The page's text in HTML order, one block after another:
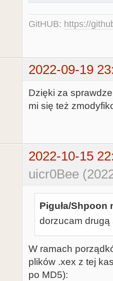
GitHUB: https://
2022-09-19
Dzięki za
mi się też
2022-10-15
uicr0Bee
Piguła/Shpoon
dorzucam drugą
W ramach
plików .xex z tej
po MD5):